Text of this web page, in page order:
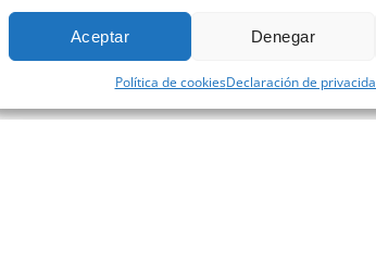
Aceptar Denegar
Política de cookiesDeclaración de